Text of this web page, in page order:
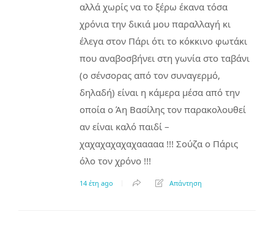
αλλά χωρίς να το ξέρω έκανα τόσα
χρόνια την δικιά μου παραλλαγή κι
έλεγα στον Πάρι ότι το κόκκινο φωτάκι
που αναβοσβήνει στη γωνία στο ταβάνι
(ο σένσορας από τον συναγερμό,
δηλαδή) είναι η κάμερα μέσα από την
οποία ο Άη Βασίλης τον παρακολουθεί
αν είναι καλό παιδί –
χαχαχαχαχαχααααα !!! Σούζα ο Πάρις
όλο τον χρόνο !!!
14 έτη ago Απάντηση